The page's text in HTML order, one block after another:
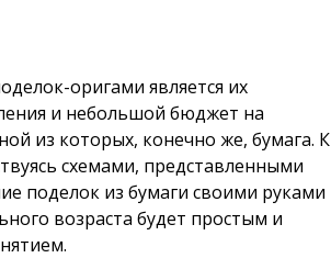
оригами является их
и небольшой бюджет на
из которых, конечно же, бумага. К
схемами, представленными
поделок из бумаги своими руками
возраста будет простым и